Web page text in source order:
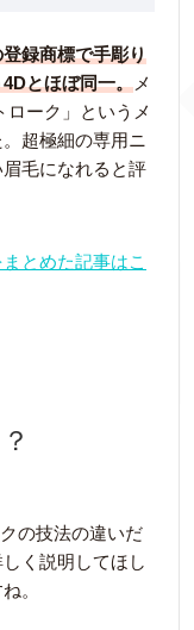
録商標で手彫り
とほぼ同一。 メ
ーク」というメ
超極細の専用ニ
毛になれると評
とめた記事はこ
の技法の違いだ
く説明してほし
。